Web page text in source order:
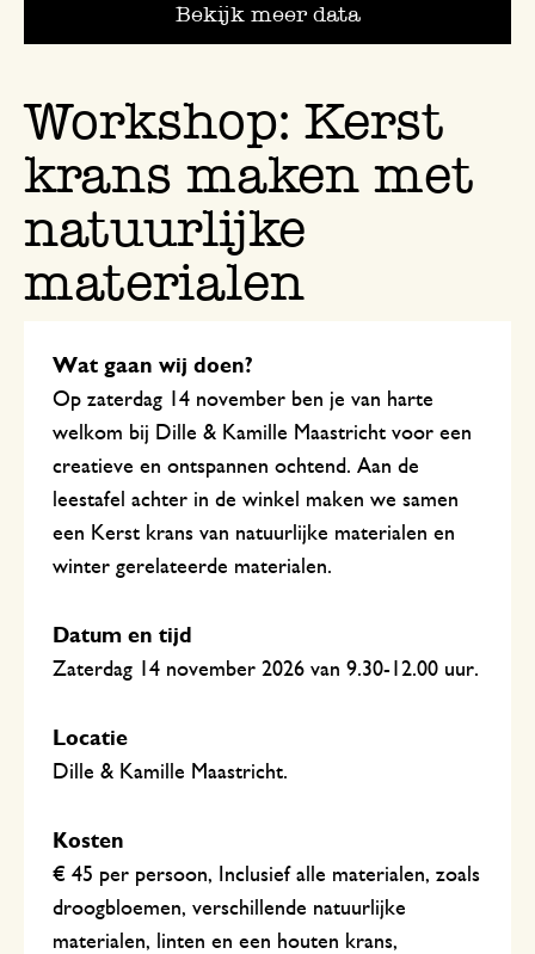
Bekijk meer data
Workshop: Kerst
krans maken met
natuurlijke
materialen
Wat gaan wij doen?
Op zaterdag 14 november ben je van harte
welkom bij Dille & Kamille Maastricht voor een
creatieve en ontspannen ochtend. Aan de
leestafel achter in de winkel maken we samen
een Kerst krans van natuurlijke materialen en
winter gerelateerde materialen.
Datum en tijd
Zaterdag 14 november 2026 van 9.30-12.00 uur.
Locatie
Dille & Kamille Maastricht.
Kosten
€ 45 per persoon, Inclusief alle materialen, zoals
droogbloemen, verschillende natuurlijke
materialen, linten en een houten krans,